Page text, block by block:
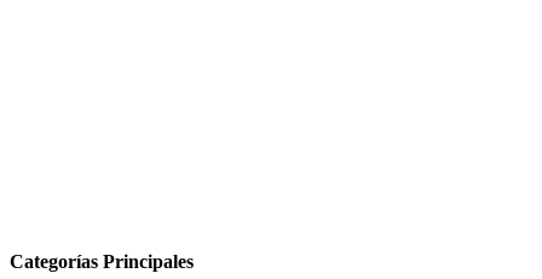
Categorías Principales